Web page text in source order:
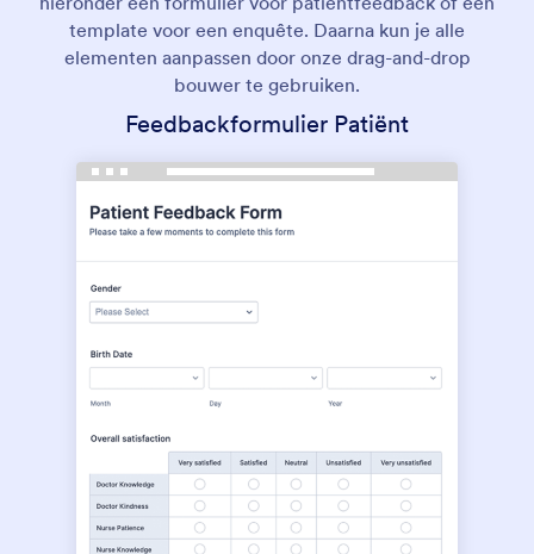
template voor een enquête. Daarna kun je alle
elementen aanpassen door onze drag-and-drop
bouwer te gebruiken.
Feedbackformulier Patiënt